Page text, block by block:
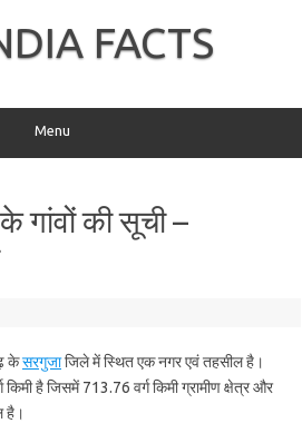
FACTS
Menu
गांवों की सूची –
केसरगुजाजिले में स्थित एक नगर एवं तहसील है।
है जिसमें 713.76 वर्ग किमी ग्रामीण क्षेत्र और
है।